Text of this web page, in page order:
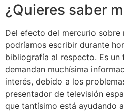
¿Quieres saber
Del efecto del mercurio sobre
podríamos escribir durante
bibliografía al respecto. Es un
demandan muchísima
interés, debido a los
presentador de televisión
que tantísimo está ayudando